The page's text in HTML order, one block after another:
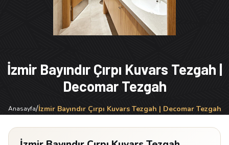
İzmir Bayındır Çırpı Kuvars Tezgah |
Decomar Tezgah
Anasayfa/İzmir Bayındır Çırpı Kuvars Tezgah | Decomar Tezgah